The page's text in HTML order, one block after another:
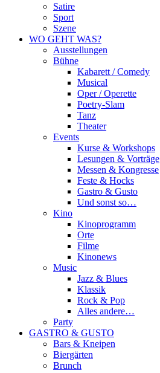
Satire
Sport
Szene
WO GEHT WAS?
Ausstellungen
Bühne
Kabarett / Comedy
Musical
Oper / Operette
Poetry-Slam
Tanz
Theater
Events
Kurse & Workshops
Lesungen & Vorträge
Messen & Kongresse
Feste & Hocks
Gastro & Gusto
Und sonst so…
Kino
Kinoprogramm
Orte
Filme
Kinonews
Music
Jazz & Blues
Klassik
Rock & Pop
Alles andere…
Party
GASTRO & GUSTO
Bars & Kneipen
Biergärten
Brunch